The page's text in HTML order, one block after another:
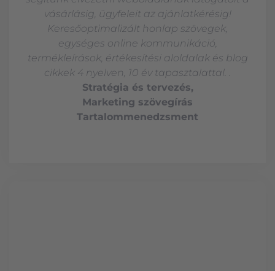
vásárlásig, ügyfeleit az ajánlatkérésig!
Keresőoptimalizált honlap szövegek,
egységes online kommunikáció,
termékleírások, értékesítési aloldalak és blog
cikkek 4 nyelven, 10 év tapasztalattal. .
Stratégia és tervezés,
Marketing szövegírás
Tartalommenedzsment